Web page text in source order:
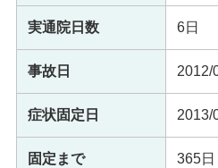
実通院日数 6日
事故日 2012/
症状固定日 2013/
固定まで 365日